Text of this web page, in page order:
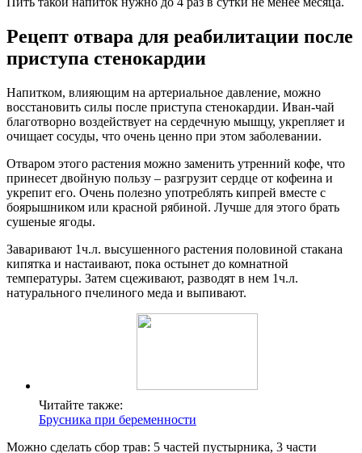
Рецепт отвара для реабилитации после
приступа стенокардии
Напитком, влияющим на артериальное давление, можно
восстановить силы после приступа стенокардии. Иван-чай
благотворно воздействует на сердечную мышцу, укрепляет и
очищает сосуды, что очень ценно при этом заболевании.
Отваром этого растения можно заменить утренний кофе, что
принесет двойную пользу – разгрузит сердце от кофеина и
укрепит его. Очень полезно употреблять кипрей вместе с
боярышником или красной рябиной. Лучше для этого брать
сушеные ягоды.
Заваривают 1ч.л. высушенного растения половиной стакана
кипятка и настаивают, пока остынет до комнатной
температуры. Затем сцеживают, разводят в нем 1ч.л.
натурального пчелиного меда и выпивают.
Читайте также:
Брусника при беременности
Можно сделать сбор трав: 5 частей пустырника, 3 части